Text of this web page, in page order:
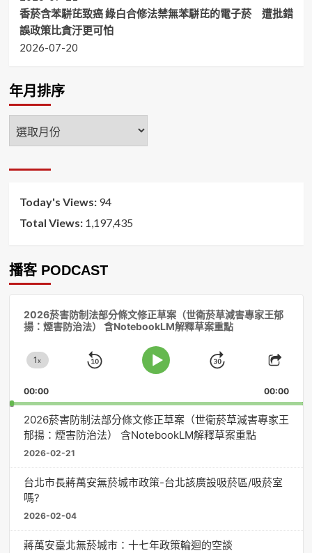
香菸含苯駢芘致癌 綠白合修法禁無苯駢芘的電子菸 遭批錯
誤政策比貪汙更可怕
2026-07-20
年月排序
年
月
Today's Views: 94
Total Views: 1,197,435
播客 PODCAST
2026菸害防制法部分條文修正草案（世衛菸草減害專家王郁
揚：煙害防治法） 含NotebookLM解釋草案重點
Change
Rate
1x
Skip
Play
Jump
Forward
Share
00:00 00:00
2026菸害防制法部分條文修正草案（世衛菸草減害專家王
郁揚：煙害防治法） 含NotebookLM解釋草案重點
2026-02-21
台北市長蔣萬安無菸城市政策-台北該廣設吸菸區/吸菸室
嗎?
2026-02-04
蔣萬安臺北無菸城市：十七年政策輪迴的空談